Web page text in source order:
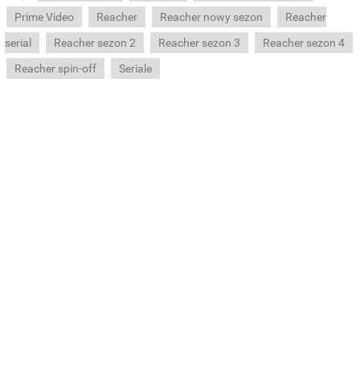
Prime Video
Reacher Reacher nowy sezon
Reacher
serial
Reacher sezon 2 Reacher sezon 3
Reacher sezon 4
Reacher spin-off
Seriale